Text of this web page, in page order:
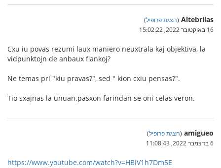
Altebrilas
(הצגת פרופיל)
16 באוקטובר 2022, 15:02:22
Cxu iu povas rezumi laux maniero neuxtrala kaj objektiva, la
vidpunktojn de anbaux flankoj?
Ne temas pri "kiu pravas?", sed " kion cxiu pensas?".
Tio sxajnas la unuan.pasxon farindan se oni celas veron.
amigueo
(הצגת פרופיל)
6 בדצמבר 2022, 11:08:43
https://www.youtube.com/watch?v=HBiV1h7Dm5E